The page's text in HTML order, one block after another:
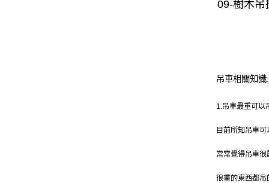
09-樹木
吊車相關知識:
1.吊車最重可以
目前所知吊車
常常覺得吊車很
很重的東西都吊